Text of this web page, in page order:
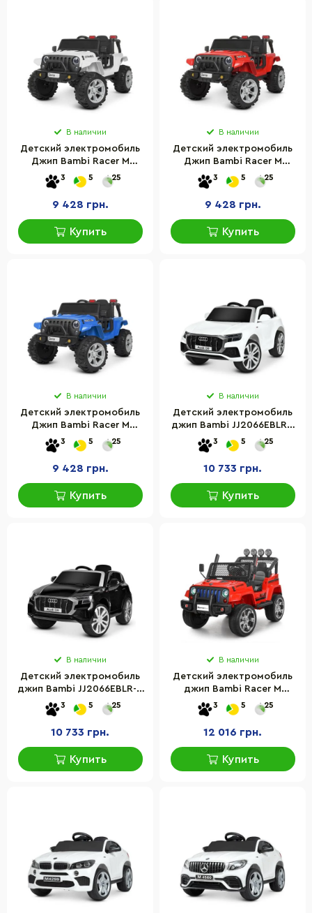
В наличии
Детский электромобиль
Джип Bambi Racer M
4282EBLR-1 до 30 кг
3 5 25
9 428 грн.
Купить
В наличии
Детский электромобиль
Джип Bambi Racer M
4282EBLR-3 до 30 кг
3 5 25
9 428 грн.
Купить
В наличии
Детский электромобиль
Джип Bambi Racer M
4282EBLR-4 до 30 кг
3 5 25
9 428 грн.
Купить
В наличии
Детский электромобиль
джип Bambi JJ2066EBLR-1
до 30 кг
3 5 25
10 733 грн.
Купить
В наличии
Детский электромобиль
джип Bambi JJ2066EBLR-2
до 30 кг
3 5 25
10 733 грн.
Купить
В наличии
Детский электромобиль
джип Bambi Racer M
3237EBLR-3 до 30 кг
3 5 25
12 016 грн.
Купить